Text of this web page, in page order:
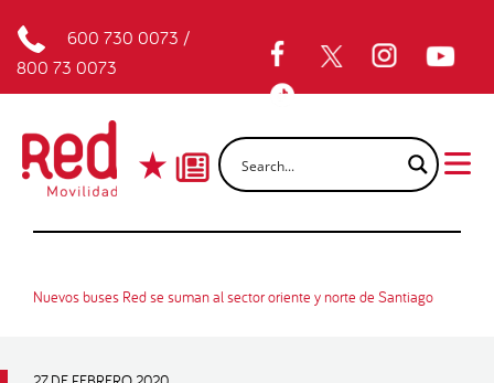
600 730 0073 /
800 73 0073
Nuevos buses Red se suman al sector oriente y norte de Santiago